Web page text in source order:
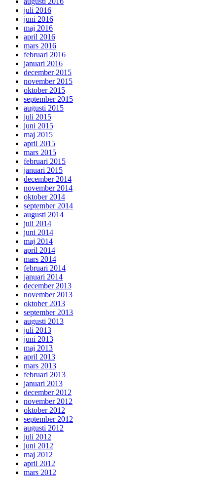
juli 2016
juni 2016
maj 2016
april 2016
mars 2016
februari 2016
januari 2016
december 2015
november 2015
oktober 2015
september 2015
augusti 2015
juli 2015
juni 2015
maj 2015
april 2015
mars 2015
februari 2015
januari 2015
december 2014
november 2014
oktober 2014
september 2014
augusti 2014
juli 2014
juni 2014
maj 2014
april 2014
mars 2014
februari 2014
januari 2014
december 2013
november 2013
oktober 2013
september 2013
augusti 2013
juli 2013
juni 2013
maj 2013
april 2013
mars 2013
februari 2013
januari 2013
december 2012
november 2012
oktober 2012
september 2012
augusti 2012
juli 2012
juni 2012
maj 2012
april 2012
mars 2012